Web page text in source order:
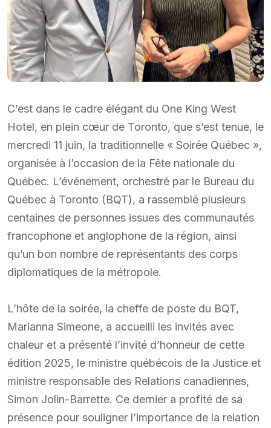
C’est dans le cadre élégant du One King West
Hotel, en plein cœur de Toronto, que s’est tenue, le
mercredi 11 juin, la traditionnelle « Soirée Québec »,
organisée à l’occasion de la Fête nationale du
Québec. L’événement, orchestré par le Bureau du
Québec à Toronto (BQT), a rassemblé plusieurs
centaines de personnes issues des communautés
francophone et anglophone de la région, ainsi
qu’un bon nombre de représentants des corps
diplomatiques de la métropole.
L’hôte de la soirée, la cheffe de poste du BQT,
Marianna Simeone, a accueilli les invités avec
chaleur et a présenté l’invité d’honneur de cette
édition 2025, le ministre québécois de la Justice et
ministre responsable des Relations canadiennes,
Simon Jolin-Barrette. Ce dernier a profité de sa
présence pour souligner l’importance de la relation